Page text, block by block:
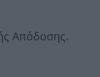
Απόδοσης.